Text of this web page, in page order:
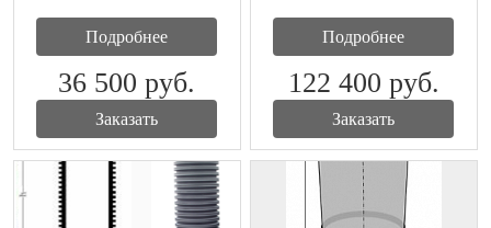
Подробнее
36 500 руб.
Заказать
Подробнее
122 400 руб.
Заказать